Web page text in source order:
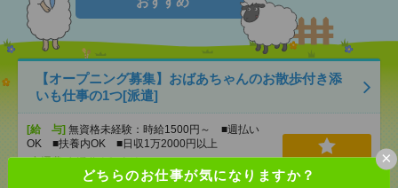
どちらのお仕事が気になりますか？
×
【オープニング募集】おばあちゃんのお散歩付き添
いも仕事の1つ[派遣]
[給 与] 無資格未経験：時給1500円～ ■週払い
OK ■扶養内OK ■日収1万2000円以上
巣鴨駅/ 目白駅 /北池袋駅/…